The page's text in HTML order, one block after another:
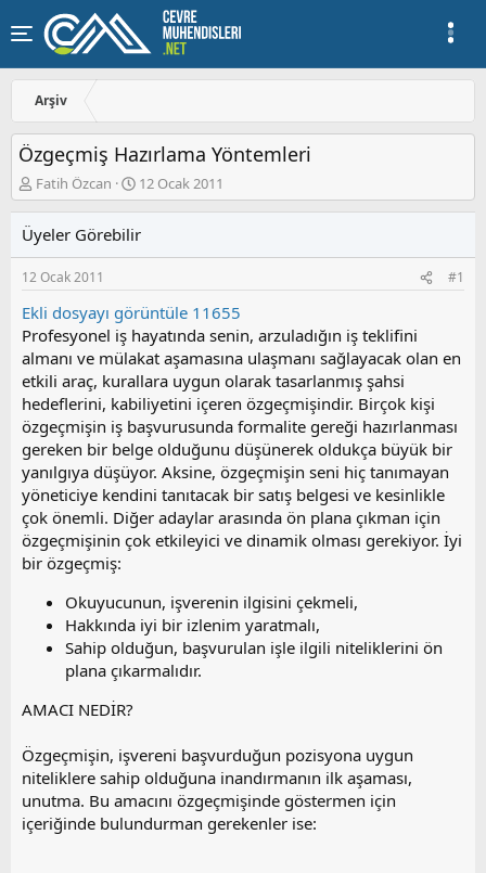
Arşiv
Özgeçmiş Hazırlama Yöntemleri
K
o
u
y
u
a
ş
l
a
t
a
n
Fatih Özcan
B
a
l
a
ı
ç
t
a
r
i
h
i
12 Ocak 2011
Üyeler Görebilir
12 Ocak 2011 #1
Ekli dosyayı görüntüle 11655
Profesyonel iş hayatında senin, arzuladığın iş teklifini
almanı ve mülakat aşamasına ulaşmanı sağlayacak olan en
etkili araç, kurallara uygun olarak tasarlanmış şahsi
hedeflerini, kabiliyetini içeren özgeçmişindir. Birçok kişi
özgeçmişin iş başvurusunda formalite gereği hazırlanması
gereken bir belge olduğunu düşünerek oldukça büyük bir
yanılgıya düşüyor. Aksine, özgeçmişin seni hiç tanımayan
yöneticiye kendini tanıtacak bir satış belgesi ve kesinlikle
çok önemli. Diğer adaylar arasında ön plana çıkman için
özgeçmişinin çok etkileyici ve dinamik olması gerekiyor. İyi
bir özgeçmiş:
Okuyucunun, işverenin ilgisini çekmeli,
Hakkında iyi bir izlenim yaratmalı,
Sahip olduğun, başvurulan işle ilgili niteliklerini ön
plana çıkarmalıdır.
AMACI NEDİR?
Özgeçmişin, işvereni başvurduğun pozisyona uygun
niteliklere sahip olduğuna inandırmanın ilk aşaması,
unutma. Bu amacını özgeçmişinde göstermen için
içeriğinde bulundurman gerekenler ise: